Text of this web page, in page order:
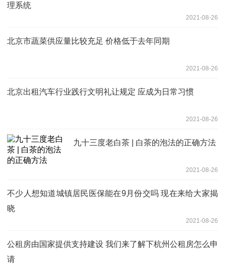
理系统
2021-08-26
北京市蔬菜供应量比较充足 价格低于去年同期
2021-08-26
北京出租汽车行业践行文明礼让规定 应成为日常习惯
2021-08-26
九十三度老白茶 | 白茶的泡法的正确方法
2021-08-26
不少人想知道城镇居民医保能在9月份交吗 现在来给大家揭
晓
2021-08-26
公租房由国家提供支持建设 我们来了解下杭州公租房怎么申
请